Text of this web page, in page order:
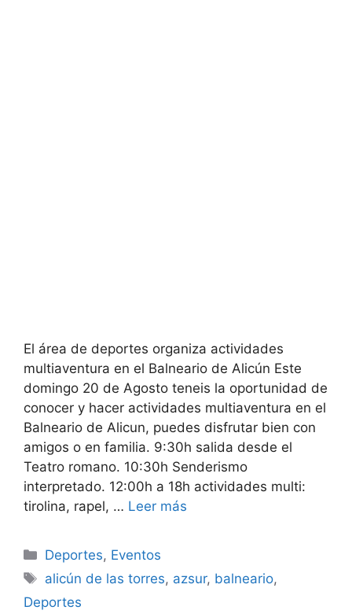
El área de deportes organiza actividades
multiaventura en el Balneario de Alicún Este
domingo 20 de Agosto teneis la oportunidad de
conocer y hacer actividades multiaventura en el
Balneario de Alicun, puedes disfrutar bien con
amigos o en familia. 9:30h salida desde el
Teatro romano. 10:30h Senderismo
interpretado. 12:00h a 18h actividades multi:
tirolina, rapel, … Leer más
Categorías
Deportes, Eventos
Etiquetas
alicún de las torres, azsur, balneario,
Deportes